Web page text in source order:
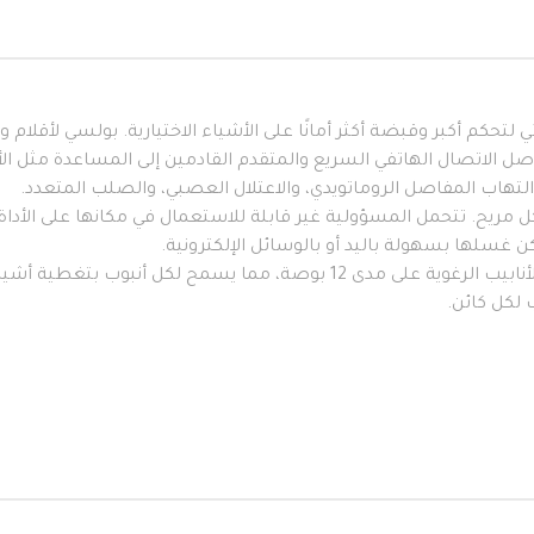
لتحكم أكبر وقبضة أكثر أمانًا على الأشياء الاختيارية. بولسي
الاتصال الهاتفي السريع والمتقدم القادمين إلى المساعدة
المفاصل الروماتويدي، والاعتلال العصبي، والصلب المتعدد.
مريح. تتحمل المسؤولية غير قابلة للاستعمال في مكانها على
غسلها بسهولة باليد أو بالوسائل الإلكترونية.
القص المخصص للحشوة المخصصة: تأتي مقابض الأنابيب الرغوية على مدى
لكل كائن.